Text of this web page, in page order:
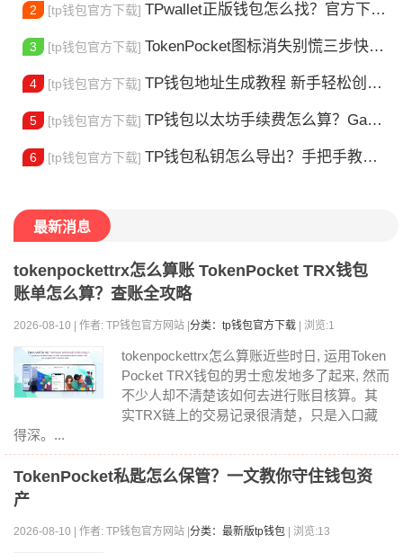
2 [tp钱包官方下载] TPwallet正版钱包怎么找？官方下载渠道全解析
3 [tp钱包官方下载] TokenPocket图标消失别慌三步快速找回你的钱包
4 [tp钱包官方下载] TP钱包地址生成教程 新手轻松创建钱包
5 [tp钱包官方下载] TP钱包以太坊手续费怎么算？Gas 费省钱全攻略
6 [tp钱包官方下载] TP钱包私钥怎么导出？手把手教你安全备份助记词
最新消息
tokenpockettrx怎么算账 TokenPocket TRX钱包
账单怎么算？查账全攻略
2026-08-10 | 作者: TP钱包官方网站 | 分类：tp钱包官方下载 | 浏览:1
tokenpockettrx怎么算账近些时日, 运用Token
Pocket TRX钱包的男士愈发地多了起来, 然而
不少人却不清楚该如何去进行账目核算。其
实TRX链上的交易记录很清楚，只是入口藏
得深。...
TokenPocket私匙怎么保管？一文教你守住钱包资
产
2026-08-10 | 作者: TP钱包官方网站 | 分类：最新版tp钱包 | 浏览:13